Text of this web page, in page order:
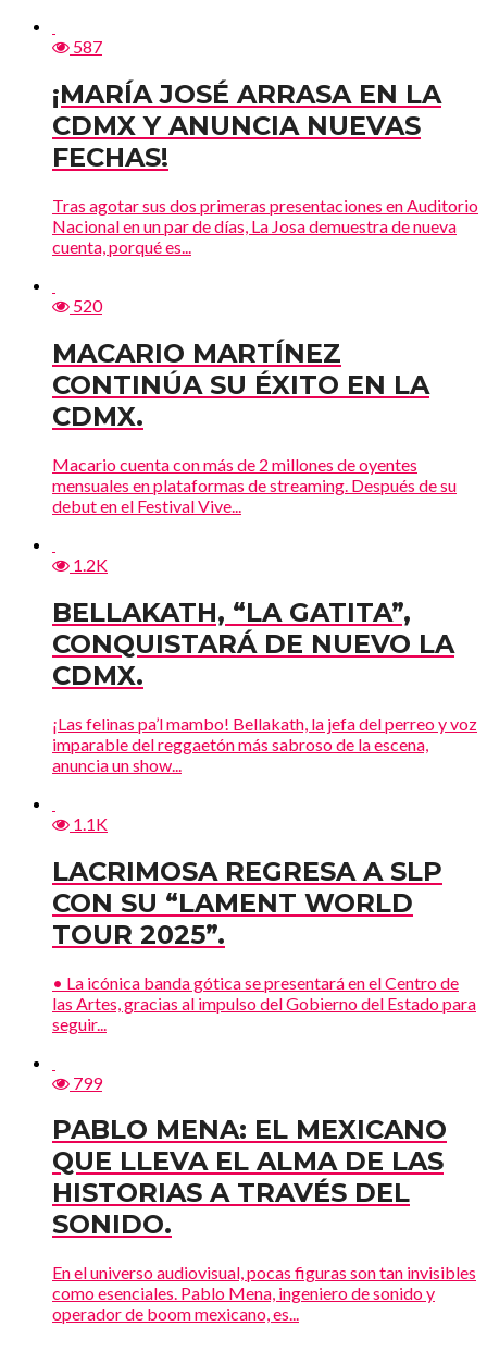
587
¡MARÍA JOSÉ ARRASA EN LA
CDMX Y ANUNCIA NUEVAS
FECHAS!
Tras agotar sus dos primeras presentaciones en Auditorio
Nacional en un par de días, La Josa demuestra de nueva
cuenta, porqué es...
520
MACARIO MARTÍNEZ
CONTINÚA SU ÉXITO EN LA
CDMX.
Macario cuenta con más de 2 millones de oyentes
mensuales en plataformas de streaming. Después de su
debut en el Festival Vive...
1.2K
BELLAKATH, “LA GATITA”,
CONQUISTARÁ DE NUEVO LA
CDMX.
¡Las felinas pa’l mambo! Bellakath, la jefa del perreo y voz
imparable del reggaetón más sabroso de la escena,
anuncia un show...
1.1K
LACRIMOSA REGRESA A SLP
CON SU “LAMENT WORLD
TOUR 2025”.
• La icónica banda gótica se presentará en el Centro de
las Artes, gracias al impulso del Gobierno del Estado para
seguir...
799
PABLO MENA: EL MEXICANO
QUE LLEVA EL ALMA DE LAS
HISTORIAS A TRAVÉS DEL
SONIDO.
En el universo audiovisual, pocas figuras son tan invisibles
como esenciales. Pablo Mena, ingeniero de sonido y
operador de boom mexicano, es...